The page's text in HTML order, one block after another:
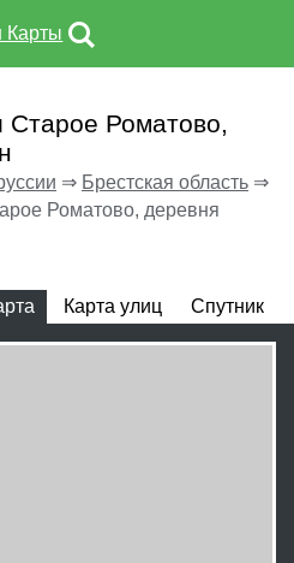
Карты
Старое Роматово,
⇒ Брестская область ⇒
Роматово, деревня
Карта улиц Спутник